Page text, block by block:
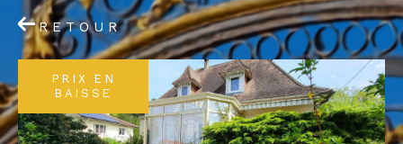
RETOUR
PRIX EN
BAISSE